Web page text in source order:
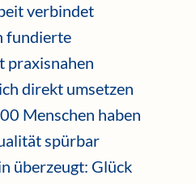
verbindet
fundierte
praxisnahen
direkt umsetzen
Menschen haben
spürbar
überzeugt: Glück